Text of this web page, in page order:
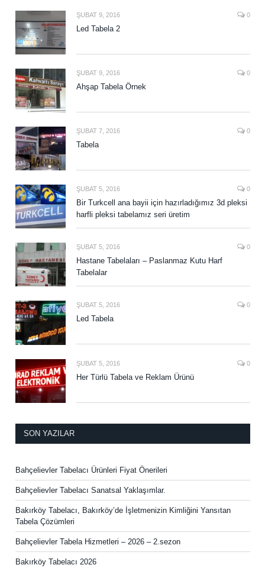
ŞUBAT 9, 2016 0
Led Tabela 2
ŞUBAT 9, 2016 0
Ahşap Tabela Örnek
ŞUBAT 7, 2016 0
Tabela
ŞUBAT 5, 2016 0
Bir Turkcell ana bayii için hazırladığımız 3d pleksi
harfli pleksi tabelamız seri üretim
ŞUBAT 5, 2016 0
Hastane Tabelaları – Paslanmaz Kutu Harf
Tabelalar
ŞUBAT 5, 2016 0
Led Tabela
ŞUBAT 5, 2016 0
Her Türlü Tabela ve Reklam Ürünü
SON YAZILAR
Bahçelievler Tabelacı Ürünleri Fiyat Önerileri
Bahçelievler Tabelacı Sanatsal Yaklaşımlar.
Bakırköy Tabelacı, Bakırköy’de İşletmenizin Kimliğini Yansıtan
Tabela Çözümleri
Bahçelievler Tabela Hizmetleri – 2026 – 2.sezon
Bakırköy Tabelacı 2026